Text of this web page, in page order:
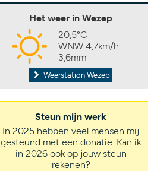
Het weer in Wezep
20,5°C
WNW 4,7km/h
3,6mm
Weerstation Wezep
Steun mijn werk
In 2025 hebben veel mensen mij
gesteund met een donatie. Kan ik
in 2026 ook op jouw steun
rekenen?